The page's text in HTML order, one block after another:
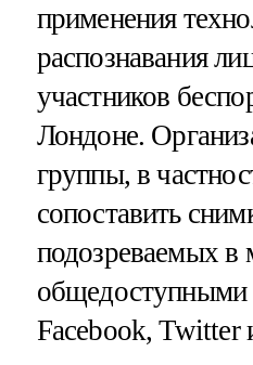
применения
распознавания
участников
Лондоне.
группы, в
сопоставить
подозреваемых в
Facebook, Twitter